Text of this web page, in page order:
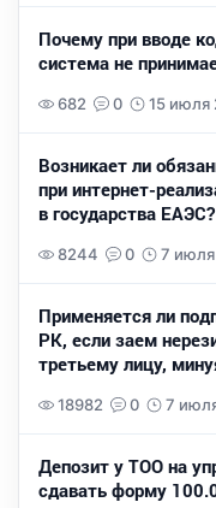
Почему при вводе
система не
682 0 15 июля
Возникает ли
при интернет-
в государства ЕАЭС?
8244 0 7
Применяется ли
РК, если заем
третьему лицу,
18982 0 7
Депозит у ТОО на
сдавать форму